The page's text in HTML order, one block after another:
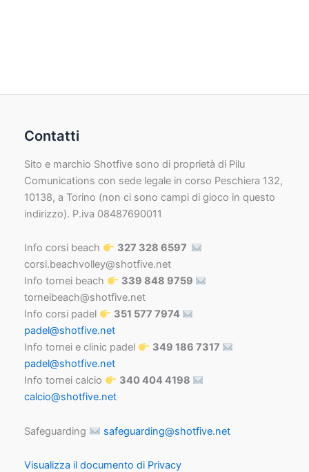
Contatti
Sito e marchio Shotfive sono di proprietà di Pilu
Comunications con sede legale in corso Peschiera 132,
10138, a Torino (non ci sono campi di gioco in questo
indirizzo). P.iva 08487690011
Info corsi beach
327 328 6597
corsi.beachvolley@shotfive.net
Info tornei beach
339 848 9759
torneibeach@shotfive.net
Info corsi padel
351 577 7974
padel@shotfive.net
Info tornei e clinic padel
349 186 7317
padel@shotfive.net
Info tornei calcio
340 404 4198
calcio@shotfive.net
Safeguarding safeguarding@shotfive.net
Visualizza il documento di Privacy